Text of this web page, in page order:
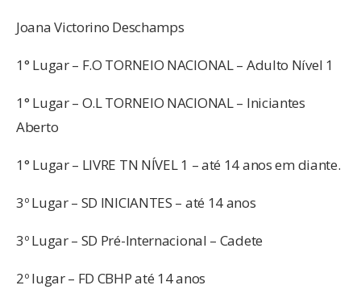
Joana Victorino Deschamps
1° Lugar – F.O TORNEIO NACIONAL – Adulto Nível 1
1° Lugar – O.L TORNEIO NACIONAL – Iniciantes
Aberto
1° Lugar – LIVRE TN NÍVEL 1 – até 14 anos em diante.
3º Lugar – SD INICIANTES – até 14 anos
3º Lugar – SD Pré-Internacional – Cadete
2º lugar – FD CBHP até 14 anos